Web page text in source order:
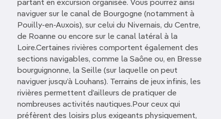
partant en excursion organisée. Vous pourrez ainsi
naviguer sur le canal de Bourgogne (notamment à
Pouilly-en-Auxois), sur celui du Nivernais, du Centre,
de Roanne ou encore sur le canal latéral à la
Loire.Certaines rivières comportent également des
sections navigables, comme la Saône ou, en Bresse
bourguignonne, la Seille (sur laquelle on peut
naviguer jusqu’à Louhans). Terrains de jeux infinis, les
rivières permettent d’ailleurs de pratiquer de
nombreuses activités nautiques.Pour ceux qui
préfèrent des loisirs plus exigeants physiquement,